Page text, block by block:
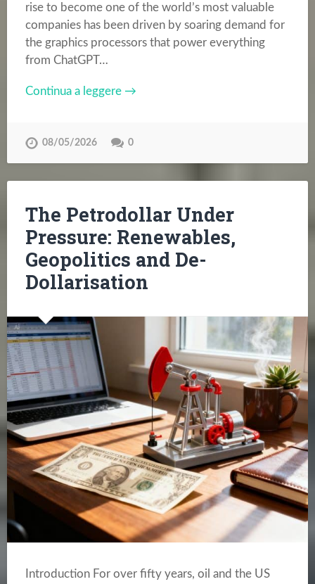
rise to become one of the world’s most valuable
companies has been driven by soaring demand for
the graphics processors that power everything
from ChatGPT…
Continua a leggere →
08/05/2026 0
The Petrodollar Under
Pressure: Renewables,
Geopolitics and De-
Dollarisation
Introduction For over fifty years, oil and the US